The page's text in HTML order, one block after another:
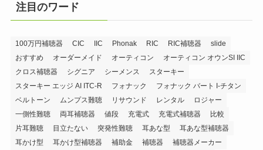
注目のワード
100万円補聴器 CIC IIC Phonak RIC RIC補聴器
slide
おすすめ
オーダーメイド オーティコン
オーティコン オウンSI IIC
クロス補聴器
シグニア シーメンス
スターキー
スターキー エッジ AI ITC-R
フォナック
フォナック バート I-チタン
ベルトーン
ムンプス難聴 リサウンド レンタル
ロジャー
一側性難聴
両耳補聴器 値段 充電式 充電式補聴器
比較
片耳難聴
目立たない 突発性難聴 耳あな型
耳あな型補聴器
耳かけ型
耳かけ型補聴器 補助金 補聴器
補聴器メーカー